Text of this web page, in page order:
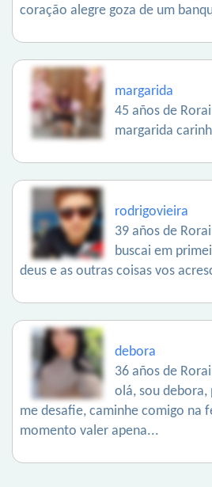
coração alegre goza de um
margarida
45 años de
margarida
rodrigovieira
39 años de
buscai em
deus e as outras coisas vos
debora
36 años de
olá, sou debora,
me desafie, caminhe comigo na
momento valer apena...